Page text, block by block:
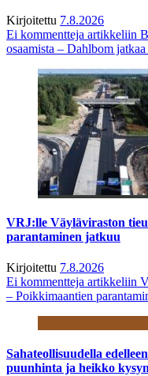
Kirjoitettu 7.8.2026
Ei kommentteja artikkeliin
osaamista – Dahlbom
VRJ:lle Väyläviraston
parantaminen jatkuu
Kirjoitettu 7.8.2026
Ei kommentteja artikkeliin
– Poikkimaantien
Sahateollisuudella
puunhinta ja heikko